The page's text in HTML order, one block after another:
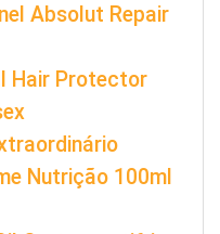
Absolut Repair
Hair Protector
Nutrição 100ml